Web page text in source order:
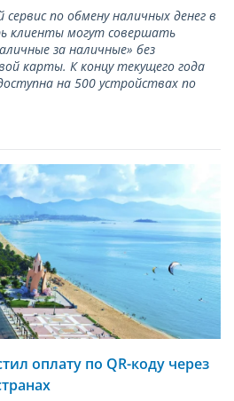
по обмену наличных денег в
клиенты могут совершать
за наличные» без
карты. К концу текущего года
на 500 устройствах по
оплату по QR-коду через